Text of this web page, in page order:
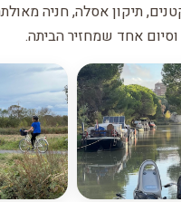
תיקון אסלה, חניה
אחד שמחזיר הביתה.